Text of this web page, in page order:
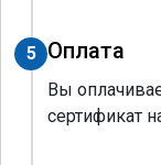
5 Оплата
Вы
сертификат